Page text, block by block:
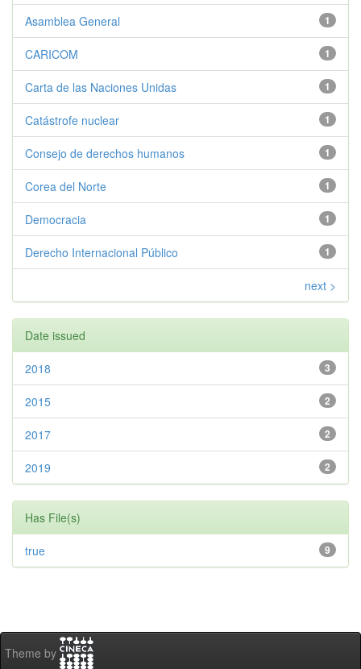
1
Asamblea General
1
CARICOM
1
Carta de las Naciones Unidas
1
Catástrofe nuclear
1
Consejo de derechos humanos
1
Corea del Norte
1
Democracia
1
Derecho Internacional Público
next >
Date issued
3
2018
2
2015
2
2017
2
2019
Has File(s)
9
true
Theme by